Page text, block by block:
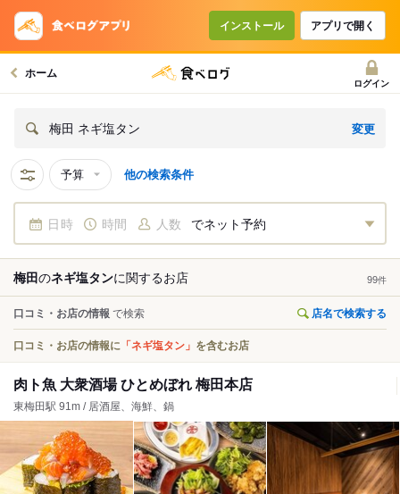
インストール アプリで開く
ホーム
ログイン
梅田 ネギ塩タン 変更
予算 他の検索条件
日時 時間 人数 でネット予約
梅田のネギ塩タンに関するお店 99件
口コミ・お店の情報 で検索 店名で検索する
口コミ・お店の情報に 「ネギ塩タン」 を含むお店
肉ト魚 大衆酒場 ひとめぼれ 梅田本店
東梅田駅 91m / 居酒屋、海鮮、鍋